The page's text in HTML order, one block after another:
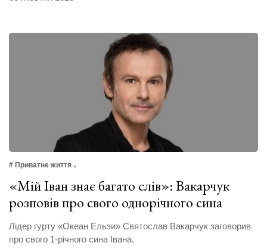
# Приватне життя
«Мій Іван знає багато слів»: Вакарчук
розповів про свого однорічного сина
Лідер гурту «Океан Ельзи» Святослав Вакарчук заговорив
про свого 1-річного сина Івана.